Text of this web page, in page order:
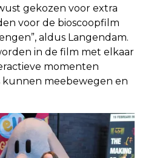
gekozen voor extra
voor de bioscoopfilm
aldus Langendam.
in de film met elkaar
momenten
kunnen meebewegen en